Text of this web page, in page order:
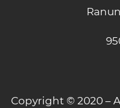
Copyright © 2020 –